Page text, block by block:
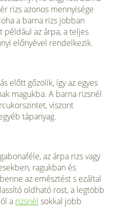
rizs azonos mennyisége
a barna rizs jobban
például az árpa, a teljes
előnyével rendelkezik.
előtt gőzölik, így az egyes
magukba. A barna rizsnél
viszont
tápanyag.
az árpa rizs vagy
ragukban és
az emésztést s ezáltal
oldha­tó rost, a legtöbb
a rizsnél sokkal jobb